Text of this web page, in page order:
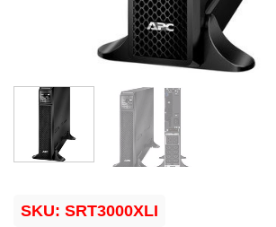
SKU: SRT3000XLI